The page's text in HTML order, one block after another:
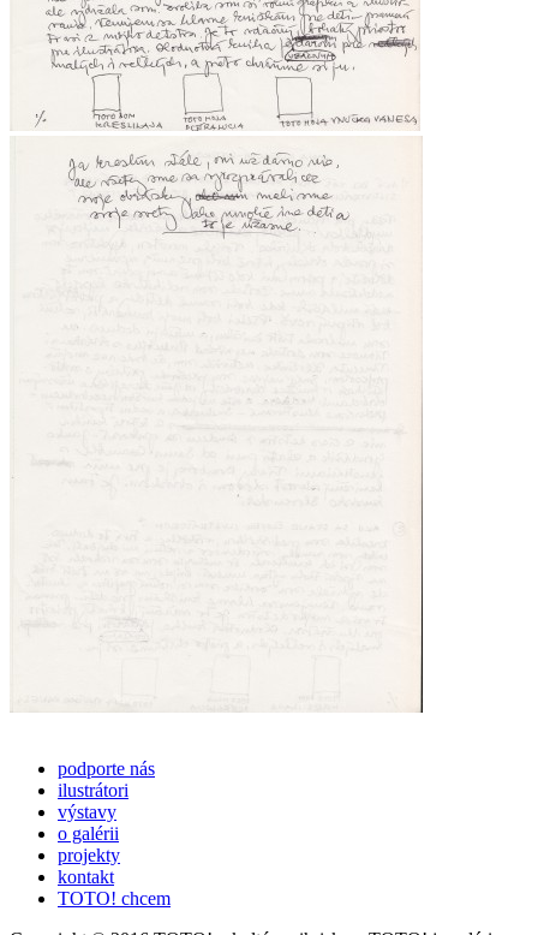
podporte nás
ilustrátori
výstavy
o galérii
projekty
kontakt
TOTO! chcem